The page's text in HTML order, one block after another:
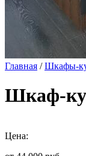
Главная /Шкафы-
Шкаф-
Цена: